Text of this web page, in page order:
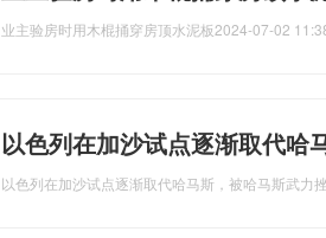
业主验房时用木棍捅穿房顶水泥板2024-07-02
以色列在加沙试点逐渐取代哈
以色列在加沙试点逐渐取代哈马斯，被哈马斯武力